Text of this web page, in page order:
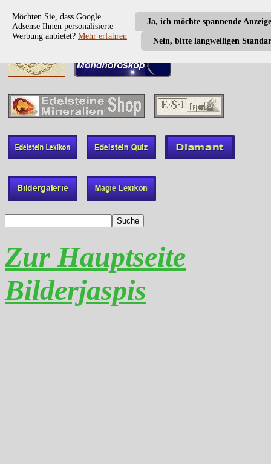
Ja, ich möchte spannende
Nein, bitte langweiligen
Möchten Sie, dass Google
Adsense Ihnen personalisierte
Werbung anbietet? Mehr erfahren
Zur Hauptseite
Bilderjaspis